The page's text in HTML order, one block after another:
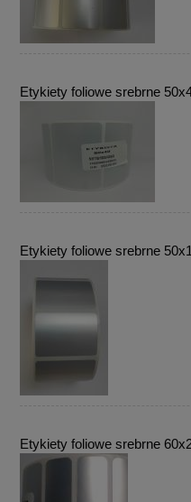
Etykiety foliowe srebrne
Etykiety foliowe srebrne
Etykiety foliowe srebrne